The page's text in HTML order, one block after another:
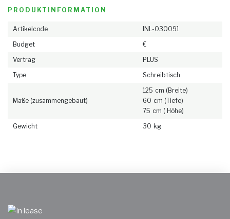
PRODUKTINFORMATION
Artikelcode
INL-030091
Budget
€
Vertrag
PLUS
Type
Schreibtisch
Maße (zusammengebaut)
125 cm (Breite)
60 cm (Tiefe)
75 cm ( Höhe)
Gewicht
30 kg